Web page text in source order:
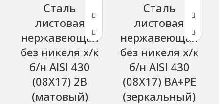
Сталь
листовая
нержавеющая
без никеля х/к
б/н AISI 430
(08Х17) 2B
(матовый)
Сталь
листовая
нержавеющая
без никеля х/к
б/н AISI 430
(08Х17) BA+PE
(зеркальный)